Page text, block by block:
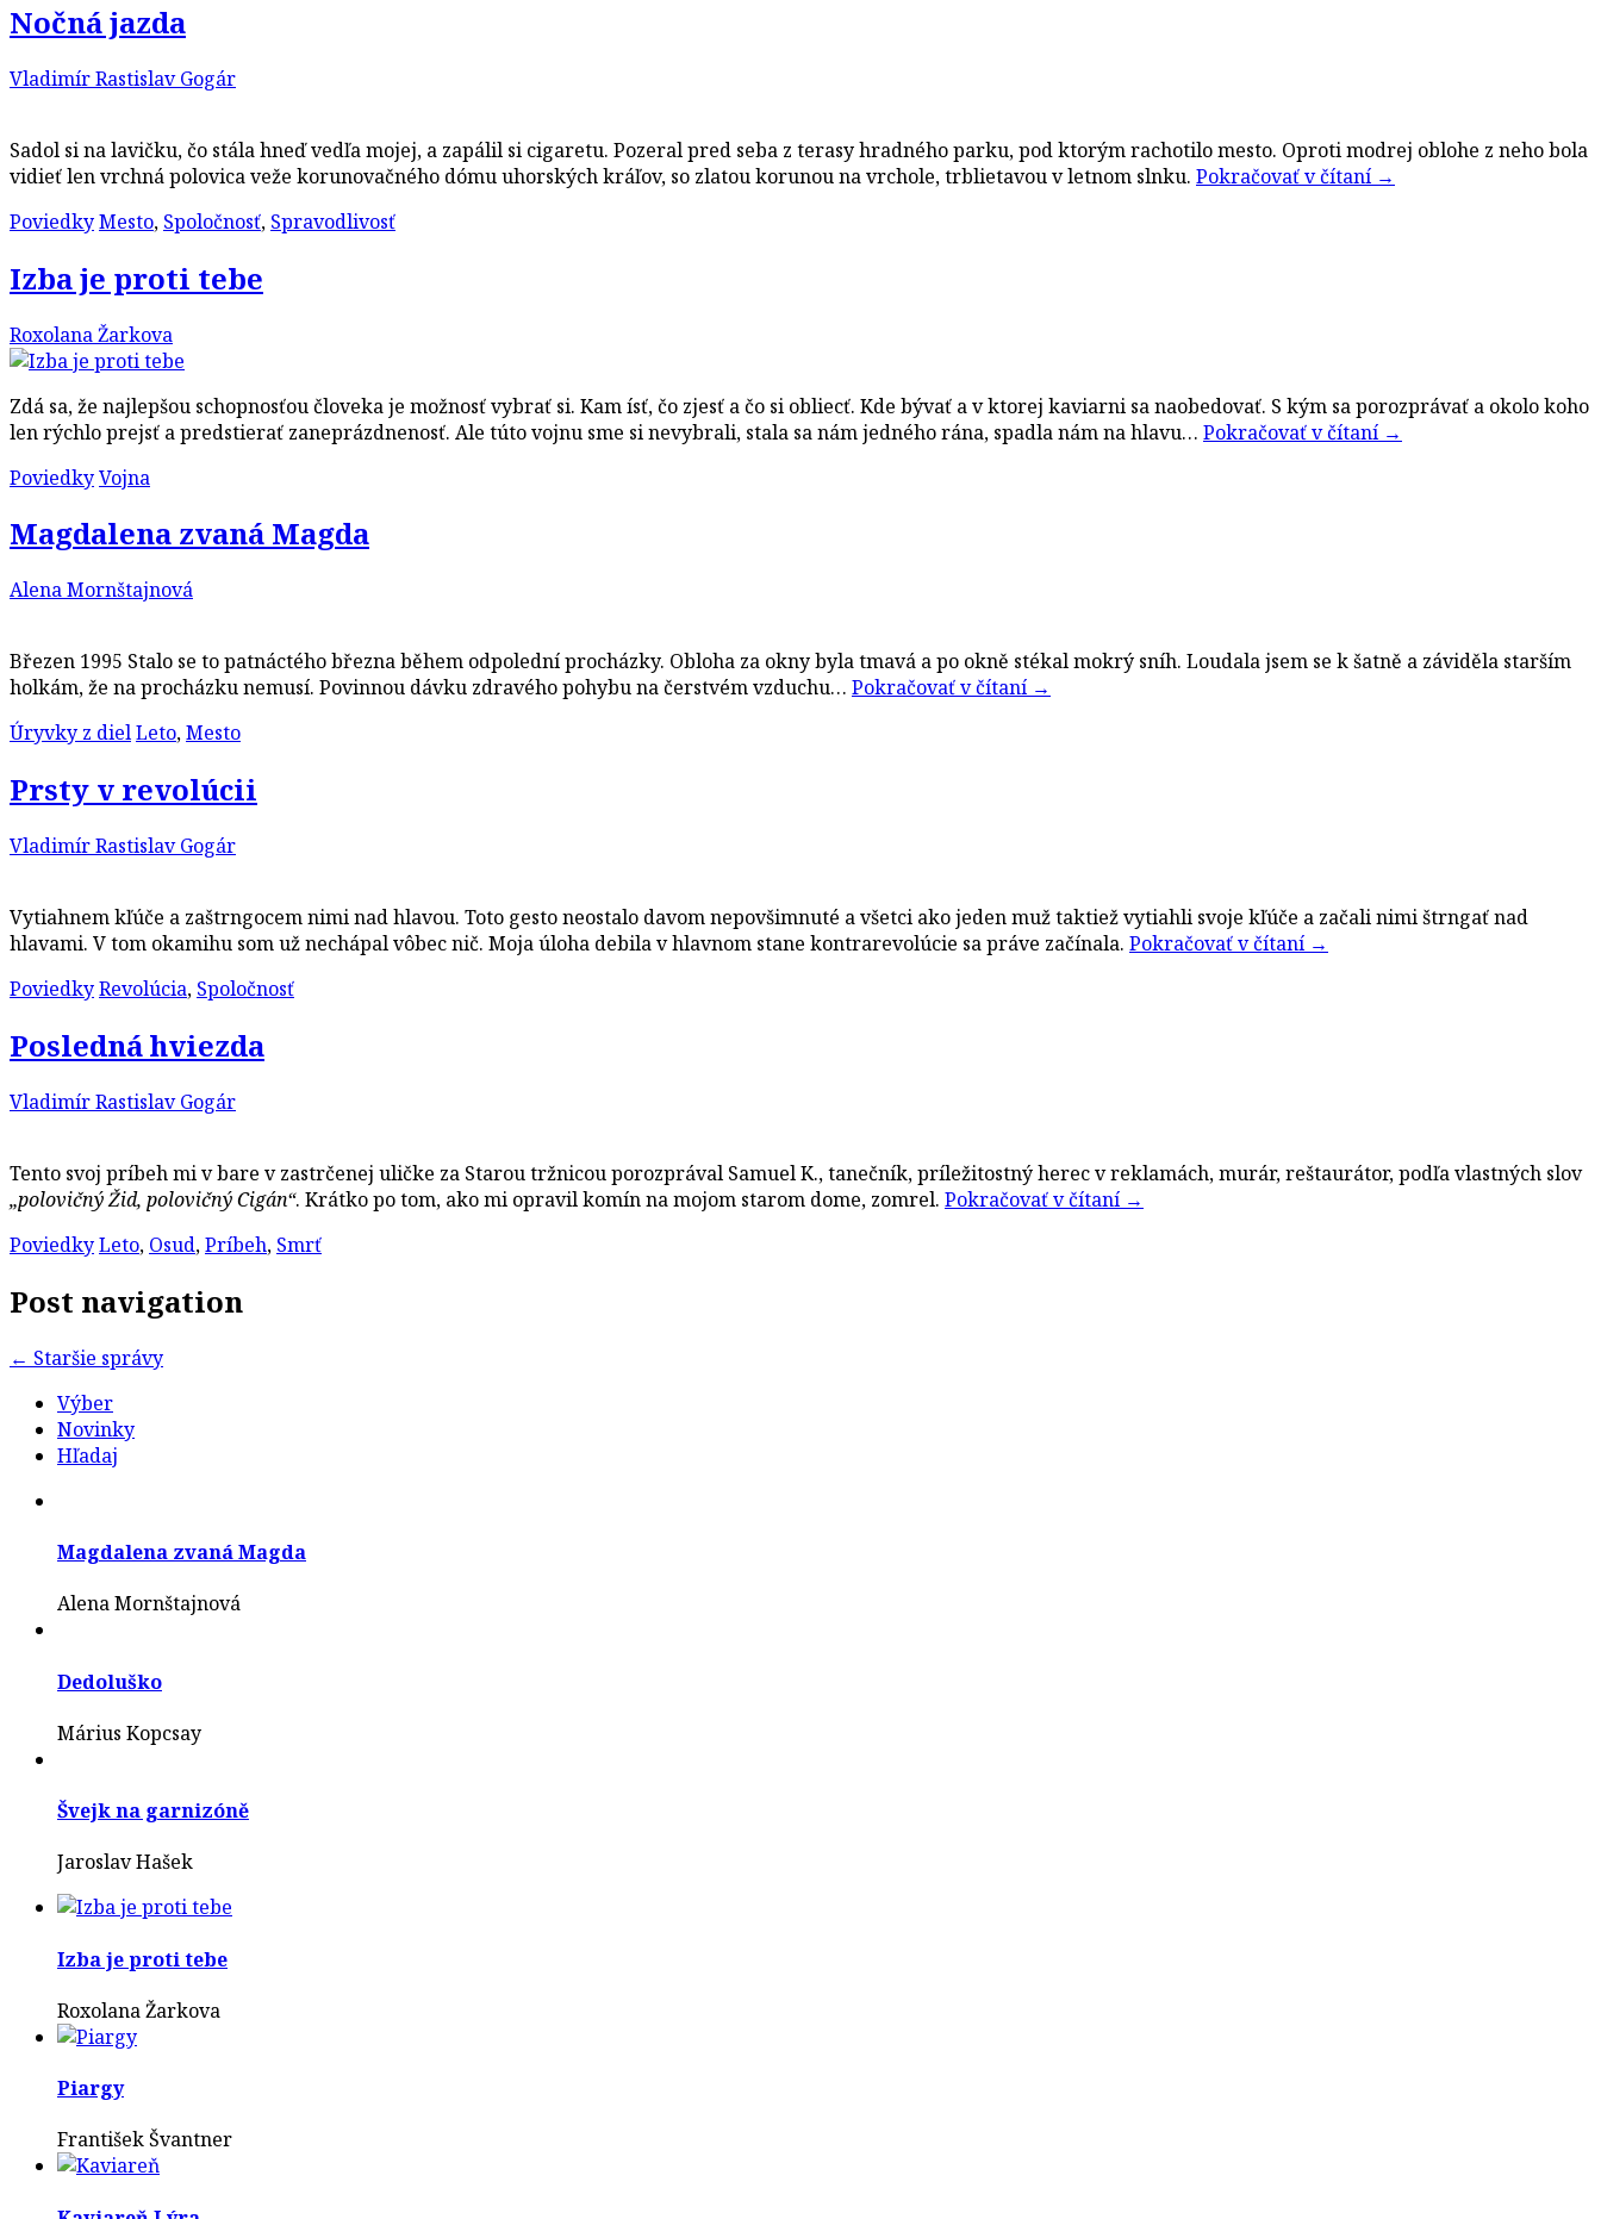
Nočná jazda
Vladimír Rastislav Gogár
Sadol si na lavičku, čo stála hneď vedľa mojej, a zapálil si cigaretu. Pozeral pred seba z terasy hradného parku, pod ktorým rachotilo mesto. Oproti modrej oblohe z neho bola
vidieť len vrchná polovica veže korunovačného dómu uhorských kráľov, so zlatou korunou na vrchole, trblietavou v letnom slnku. Pokračovať v čítaní →
PoviedkyMesto, Spoločnosť, Spravodlivosť
Izba je proti tebe
Roxolana Žarkova
Zdá sa, že najlepšou schopnosťou človeka je možnosť vybrať si. Kam ísť, čo zjesť a čo si obliecť. Kde bývať a v ktorej kaviarni sa naobedovať. S kým sa porozprávať a okolo koho
len rýchlo prejsť a predstierať zaneprázdnenosť. Ale túto vojnu sme si nevybrali, stala sa nám jedného rána, spadla nám na hlavu… Pokračovať v čítaní →
PoviedkyVojna
Magdalena zvaná Magda
Alena Mornštajnová
Březen 1995 Stalo se to patnáctého března během odpolední procházky. Obloha za okny byla tmavá a po okně stékal mokrý sníh. Loudala jsem se k šatně a záviděla starším
holkám, že na procházku nemusí. Povinnou dávku zdravého pohybu na čerstvém vzduchu… Pokračovať v čítaní →
Úryvky z dielLeto,Mesto
Prsty v revolúcii
Vladimír Rastislav Gogár
Vytiahnem kľúče a zaštrngocem nimi nad hlavou. Toto gesto neostalo davom nepovšimnuté a všetci ako jeden muž taktiež vytiahli svoje kľúče a začali nimi štrngať nad
hlavami. V tom okamihu som už nechápal vôbec nič. Moja úloha debila v hlavnom stane kontrarevolúcie sa práve začínala. Pokračovať v čítaní →
PoviedkyRevolúcia, Spoločnosť
Posledná hviezda
Vladimír Rastislav Gogár
Tento svoj príbeh mi v bare v zastrčenej uličke za Starou tržnicou porozprával Samuel K., tanečník, príležitostný herec v reklamách, murár, reštaurátor, podľa vlastných slov
„polovičný Žid, polovičný Cigán“. Krátko po tom, ako mi opravil komín na mojom starom dome, zomrel. Pokračovať v čítaní →
PoviedkyLeto, Osud,Príbeh, Smrť
Post navigation
← Staršie správy
Výber
Novinky
Hľadaj
Magdalena zvaná Magda
Alena Mornštajnová
Dedoluško
Márius Kopcsay
Švejk na garnizóně
Jaroslav Hašek
Izba je proti tebe
Roxolana Žarkova
Piargy
František Švantner